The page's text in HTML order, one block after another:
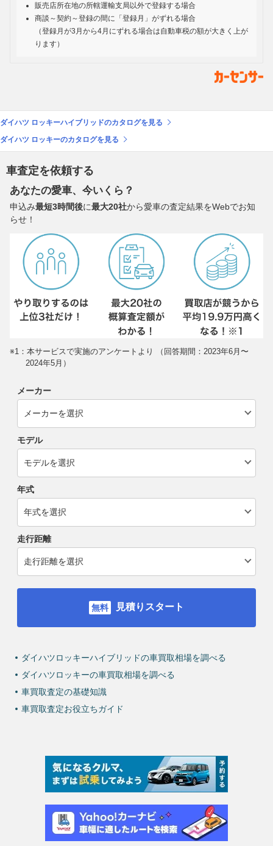
販売店所在地の所轄運輸支局以外で登録する場合
商談～契約～登録の間に「登録月」がずれる場合
（登録月が3月から4月にずれる場合は自動車税の額が大きく上が
ります）
ダイハツ ロッキーハイブリッドのカタログを見る
ダイハツ ロッキーのカタログを見る
車査定を依頼する
あなたの愛車、今いくら？
申込み最短3時間後に最大20社から愛車の査定結果をWebでお知
らせ！
※1：本サービスで実施のアンケートより （回答期間：2023年6月〜
2024年5月）
メーカー
モデル
年式
走行距離
見積りスタート
ダイハツロッキーハイブリッドの車買取相場を調べる
ダイハツロッキーの車買取相場を調べる
車買取査定の基礎知識
車買取査定お役立ちガイド